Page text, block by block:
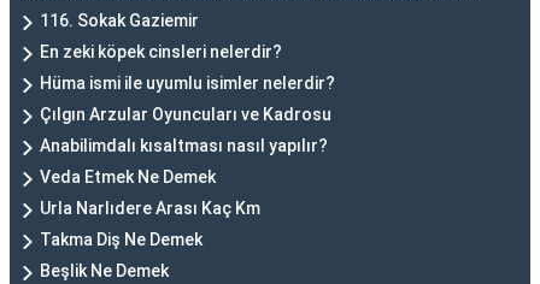
116. Sokak Gaziemir
En zeki köpek cinsleri nelerdir?
Hüma ismi ile uyumlu isimler nelerdir?
Çılgın Arzular Oyuncuları ve Kadrosu
Anabilimdalı kısaltması nasıl yapılır?
Veda Etmek Ne Demek
Urla Narlıdere Arası Kaç Km
Takma Diş Ne Demek
Beşlik Ne Demek